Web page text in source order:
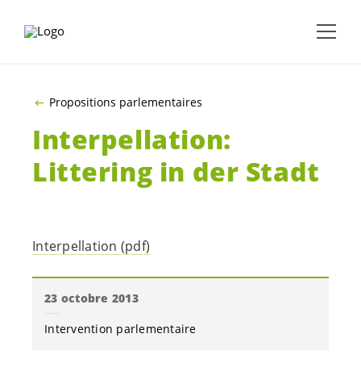
Propositions parlementaires
Interpellation:
Littering in der Stadt
Interpellation (pdf)
23 octobre 2013
Intervention parlementaire